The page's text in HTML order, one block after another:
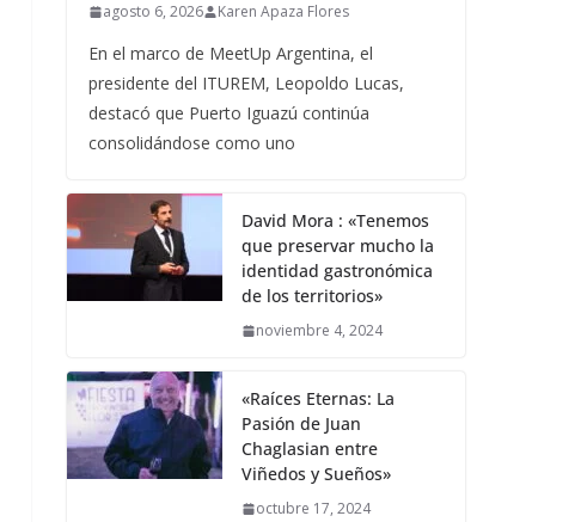
agosto 6, 2026 Karen Apaza Flores
En el marco de MeetUp Argentina, el
presidente del ITUREM, Leopoldo Lucas,
destacó que Puerto Iguazú continúa
consolidándose como uno
David Mora : «Tenemos
que preservar mucho la
identidad gastronómica
de los territorios»
noviembre 4, 2024
«Raíces Eternas: La
Pasión de Juan
Chaglasian entre
Viñedos y Sueños»
octubre 17, 2024